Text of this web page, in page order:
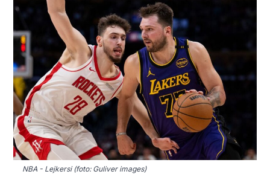
NBA - Lejkersi (foto: Guliver images)